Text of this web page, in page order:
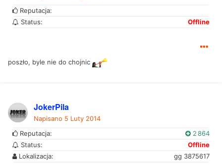
Reputacja:
Status:
Offline
poszło, byle nie do chojnic
JokerPila
Napisano 5 Luty 2014
Reputacja:
2 864
Status:
Offline
Lokalizacja:
gg 3875617